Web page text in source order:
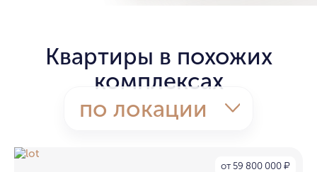
Квартиры в похожих
комплексах
по локации
от 59 800 000 ₽